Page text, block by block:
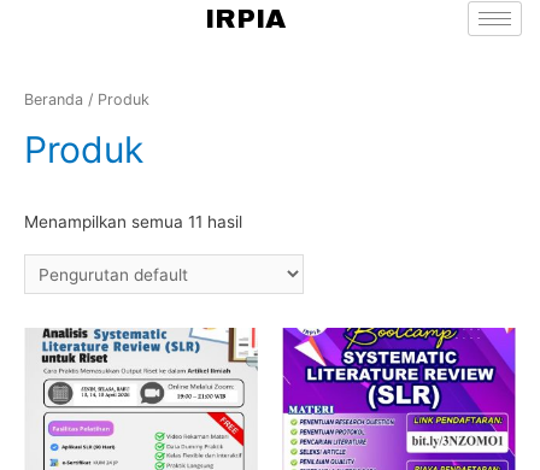
IRPIA
Beranda / Produk
Produk
Menampilkan semua 11 hasil